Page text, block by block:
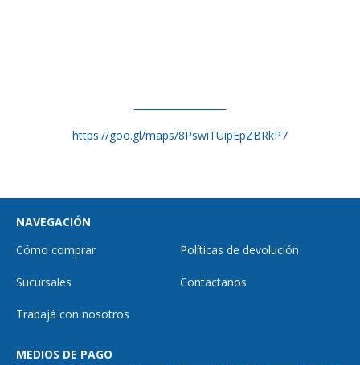
https://goo.gl/maps/8PswiTUipEpZBRkP7
NAVEGACIÓN
Cómo comprar
Políticas de devolución
Sucursales Contactanos
Trabajá con nosotros
MEDIOS DE PAGO